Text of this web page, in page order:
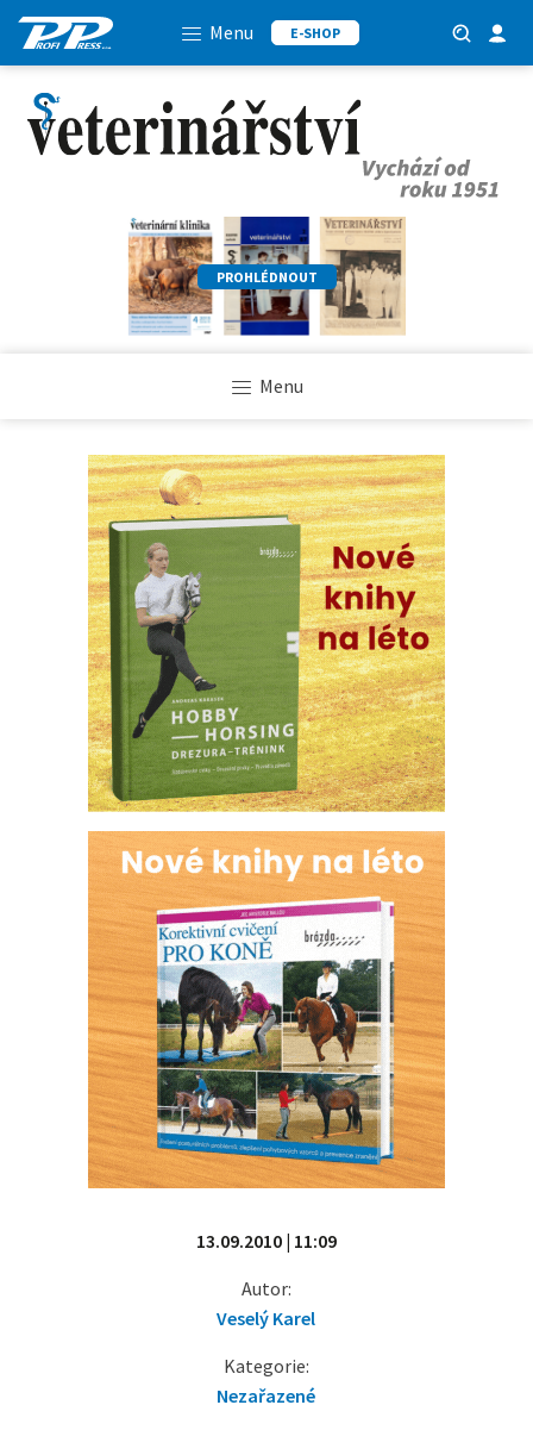
Menu E-SHOP
PROHLÉDNOUT
Menu
13.09.2010 | 11:09
Autor:
Veselý Karel
Kategorie:
Nezařazené